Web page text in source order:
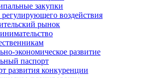
закупки
воздействия
рынок
экономическое развитие
паспорт
развития конкуренции